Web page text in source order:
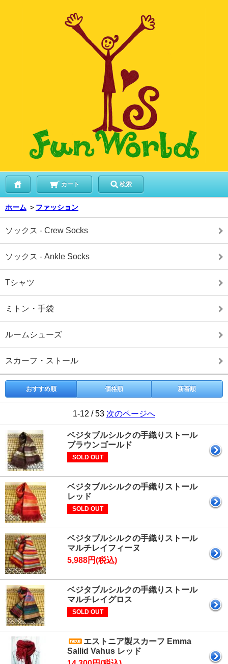
カート 検索
ホーム ＞ ファッション
ソックス - Crew Socks
ソックス - Ankle Socks
Tシャツ
ミトン・手袋
ルームシューズ
スカーフ・ストール
おすすめ順 価格順 新着順
1-12 / 53 次のページへ
ベジタブルシルクの手織りストール
ブラウンゴールド
SOLD OUT
ベジタブルシルクの手織りストール
レッド
SOLD OUT
ベジタブルシルクの手織りストール
マルチレイフィーヌ
5,988円(税込)
ベジタブルシルクの手織りストール
マルチレイグロス
SOLD OUT
エストニア製スカーフ Emma
Sallid Vahus レッド